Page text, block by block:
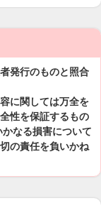
発行のものと照合
に関しては万全を
性を保証するもの
なる損害について
の責任を負いかね